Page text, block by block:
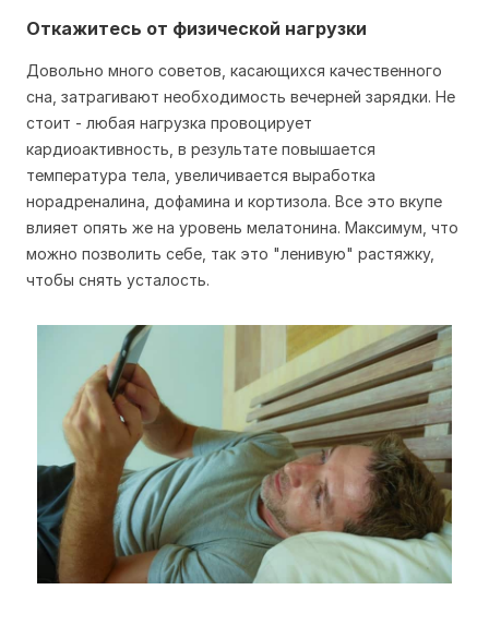
Откажитесь от физической нагрузки
Довольно много советов, касающихся качественного
сна, затрагивают необходимость вечерней зарядки. Не
стоит - любая нагрузка провоцирует
кардиоактивность, в результате повышается
температура тела, увеличивается выработка
норадреналина, дофамина и кортизола. Все это вкупе
влияет опять же на уровень мелатонина. Максимум, что
можно позволить себе, так это "ленивую" растяжку,
чтобы снять усталость.